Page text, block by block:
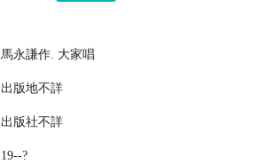
馬永謙作. 大家唱
出版地不詳
出版社不詳
19--?